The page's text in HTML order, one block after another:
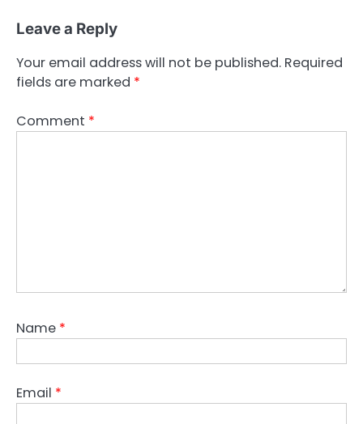
Leave a Reply
Your email address will not be published. Required
fields are marked *
Comment *
Name *
Email *